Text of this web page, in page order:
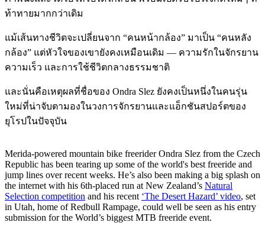
ท้าทายมากกว่าเดิม
แม้เส้นทางชีวิตจะเปลี่ยนจาก “คนหน้ากล้อง” มาเป็น “คนหลัง
กล้อง” แต่หัวใจของเขายังคงเหมือนเดิม — ความรักในจักรยาน
ความเร็ว และการใช้ชีวิตกลางธรรมชาติ
และนั่นคือเหตุผลที่ชื่อของ Ondra Slez ยังคงเป็นหนึ่งในคนรุ่น
ใหม่ที่น่าจับตามองในวงการจักรยานและแอ็กชันสปอร์ตของ
ยุโรปในปัจจุบัน
Merida-powered mountain bike freerider Ondra Slez from the Czech
Republic has been tearing up some of the world's best freeride and
jump lines over recent weeks. He’s also been making a big splash on
the internet with his 6th-placed run at New Zealand’s Natural
Selection competition and his recent ‘The Desert Hazard’ video, set
in Utah, home of Redbull Rampage, could well be seen as his entry
submission for the World’s biggest MTB freeride event.